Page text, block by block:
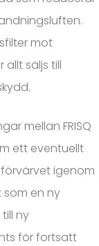
mot
säljs till
mellan FRISQ
ett eventuellt
igenom
en ny
ny
för fortsatt